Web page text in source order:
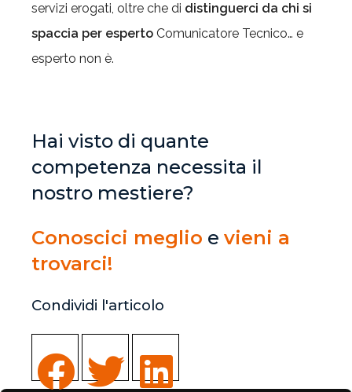
servizi erogati, oltre che di distinguerci da chi si
spaccia per esperto Comunicatore Tecnico… e
esperto non è.
Hai visto di quante
competenza necessita il
nostro mestiere?
Conoscici meglio e vieni a
trovarci!
Condividi l'articolo